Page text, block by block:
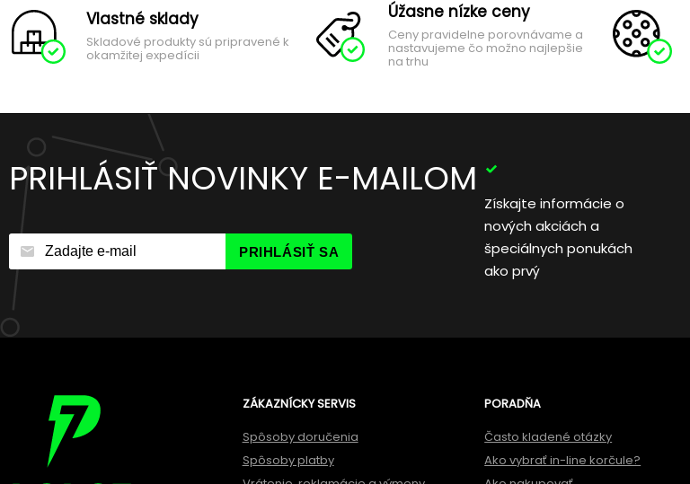
Vlastné sklady
Skladové produkty sú pripravené k
okamžitej expedícii
Úžasne nízke ceny
Ceny pravidelne porovnávame a
nastavujeme čo možno najlepšie
na trhu
PRIHLÁSIŤ NOVINKY E-MAILOM
PRIHLÁSIŤ SA
Získajte informácie o
nových akciách a
špeciálnych ponukách
ako prvý
ZÁKAZNÍCKY SERVIS
Spôsoby doručenia
Spôsoby platby
PORADŇA
Často kladené otázky
Ako vybrať in-line korčule?